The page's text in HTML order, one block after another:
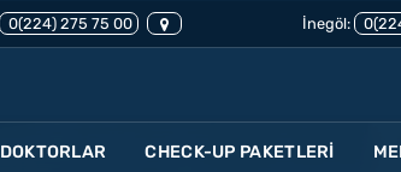
0(224) 275 75 00 İnegöl:
DOKTORLAR CHECK-UP PAKETLERİ